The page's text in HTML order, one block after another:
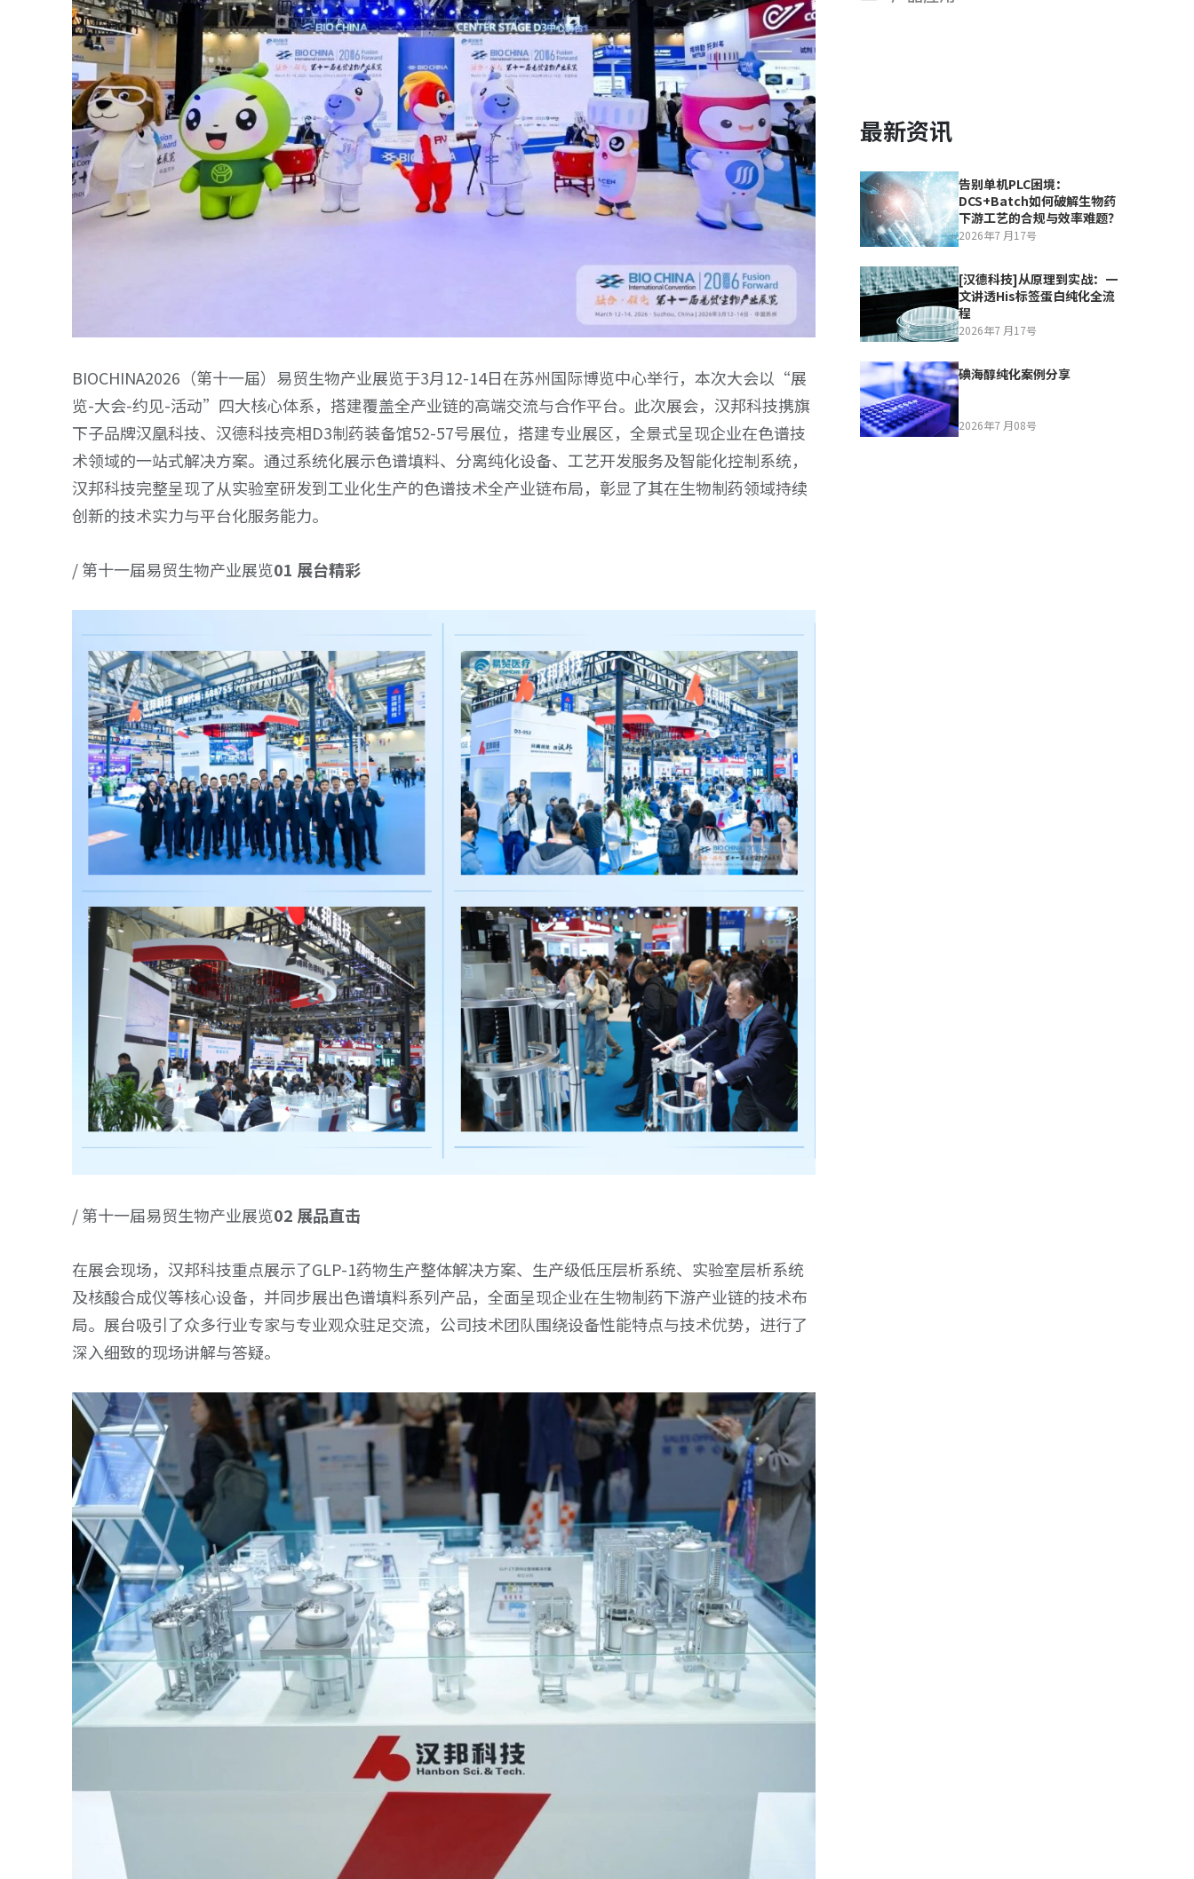
BIOCHINA2026（第十一届）易贸生物产业展览于3月12-14日在苏州国际博览中心举行，本次大会以“展
览-大会-约见-活动”四大核心体系，搭建覆盖全产业链的高端交流与合作平台。此次展会，汉邦科技携旗
下子品牌汉凰科技、汉德科技亮相D3制药装备馆52-57号展位，搭建专业展区，全景式呈现企业在色谱技
术领域的一站式解决方案。通过系统化展示色谱填料、分离纯化设备、工艺开发服务及智能化控制系统，
汉邦科技完整呈现了从实验室研发到工业化生产的色谱技术全产业链布局，彰显了其在生物制药领域持续
创新的技术实力与平台化服务能力。
/ 第十一届易贸生物产业展览01 展台精彩
/ 第十一届易贸生物产业展览02 展品直击
在展会现场，汉邦科技重点展示了GLP-1药物生产整体解决方案、生产级低压层析系统、实验室层析系统
及核酸合成仪等核心设备，并同步展出色谱填料系列产品，全面呈现企业在生物制药下游产业链的技术布
局。展台吸引了众多行业专家与专业观众驻足交流，公司技术团队围绕设备性能特点与技术优势，进行了
深入细致的现场讲解与答疑。
最新资讯
告别单机PLC困境：
DCS+Batch如何破解生物药
下游工艺的合规与效率难题？
2026年7 月17号
[汉德科技]从原理到实战：一
文讲透His标签蛋白纯化全流
程
2026年7 月17号
碘海醇纯化案例分享
2026年7 月08号
Whatsapp
sales@hanbon.com.cn
电话号码
0517-83706900
Whatsapp
sales@hanbon.com.cn
电话号码
0517-83706900